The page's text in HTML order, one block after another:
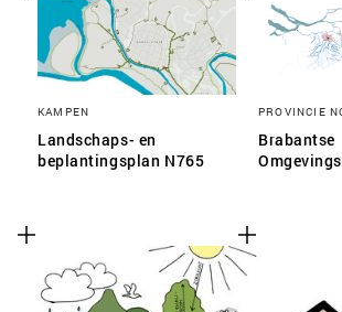
KAMPEN
Landschaps- en
beplantingsplan N765
PROVINCIE
Brabantse